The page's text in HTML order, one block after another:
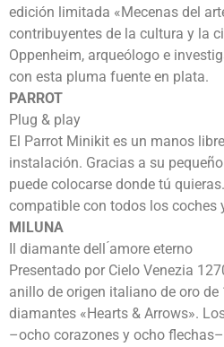
edición limitada «Mecenas del
contribuyentes de la cultura y la
Oppenheim, arqueólogo e
con esta pluma fuente en plata.
PARROT
Plug & play
El Parrot Minikit es un manos
instalación. Gracias a su
puede colocarse donde tú
compatible con todos los coches
MILUNA
Il diamante dell ́amore eterno
Presentado por Cielo Venezia
anillo de origen italiano de oro
diamantes «Hearts & Arrows».
–ocho corazones y ocho